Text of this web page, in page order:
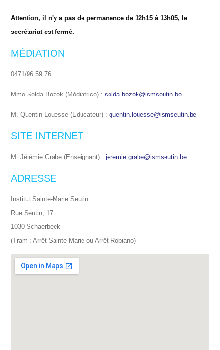
Attention, il n'y a pas de permanence de 12h15 à 13h05, le
secrétariat est fermé.
MÉDIATION
0471/96 59 76
Mme Selda Bozok (Médiatrice) :selda.bozok@ismseutin.be
M. Quentin Louesse (Educateur) :quentin.louesse@ismseutin.be
SITE INTERNET
M. Jérémie Grabe (Enseignant) :jeremie.grabe@ismseutin.be
ADRESSE
Institut Sainte-Marie Seutin
Rue Seutin, 17
1030 Schaerbeek
(Tram : Arrêt Sainte-Marie ou Arrêt Robiano)